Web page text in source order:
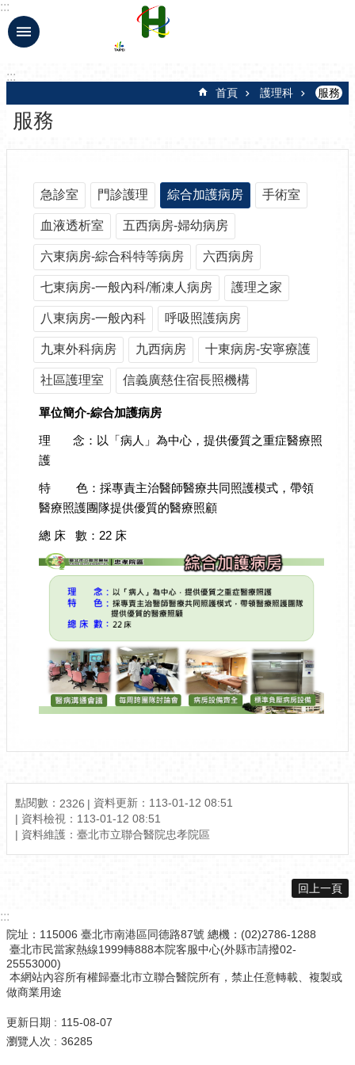
跳到主要內容區塊
:::
:::
首頁 護理科 服務
服務
急診室 門診護理 綜合加護病房 手術室
血液透析室 五西病房-婦幼病房
六東病房-綜合科特等病房 六西病房
七東病房-一般內科/漸凍人病房 護理之家
八東病房-一般內科 呼吸照護病房
九東外科病房 九西病房 十東病房-安寧療護
社區護理室 信義廣慈住宿長照機構
單位簡介-綜合加護病房
理 念：以「病人」為中心，提供優質之重症醫療照
護
特 色：採專責主治醫師醫療共同照護模式，帶領
醫療照護團隊提供優質的醫療照顧
總 床 數：22 床
點閱數： 2326 資料更新： 113-01-12 08:51
資料檢視： 113-01-12 08:51
資料維護： 臺北市立聯合醫院忠孝院區
回上一頁
:::
院址：115006 臺北市南港區同德路87號 總機：(02)2786-1288
臺北市民當家熱線1999轉888本院客服中心(外縣市請撥02-
25553000)
本網站內容所有權歸臺北市立聯合醫院所有，禁止任意轉載、複製或
做商業用途
更新日期
115-08-07
瀏覽人次
36285